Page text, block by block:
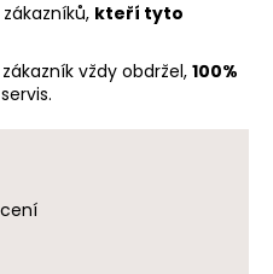
kteří tyto
vždy obdržel, 100%